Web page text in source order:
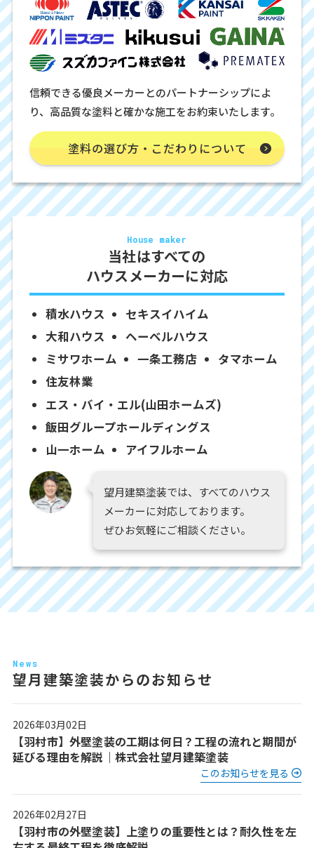
信頼できる優良メーカーとのパートナーシップによ
り、高品質な塗料と確かな施工をお約束いたします。
塗料の選び方・こだわりについて
House maker
当社はすべての
ハウスメーカーに対応
積水ハウス
セキスイハイム
大和ハウス
ヘーベルハウス
ミサワホーム
一条工務店
タマホーム
住友林業
エス・バイ・エル(山田ホームズ)
飯田グループホールディングス
山一ホーム
アイフルホーム
望月建築塗装では、すべてのハウス
メーカーに対応しております。
ぜひお気軽にご相談ください。
News
望月建築塗装からのお知らせ
2026年03月02日
【羽村市】外壁塗装の工期は何日？工程の流れと期間が
延びる理由を解説｜株式会社望月建築塗装
このお知らせを見る
2026年02月27日
【羽村市の外壁塗装】上塗りの重要性とは？耐久性を左